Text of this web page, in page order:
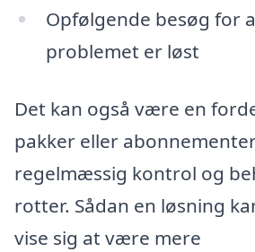
Opfølgende besøg for
problemet er løst
Det kan også være en
pakker eller
regelmæssig kontrol og
rotter. Sådan en løsning
vise sig at være mere